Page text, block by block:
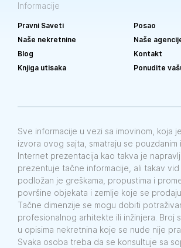
Informacije
Pravni Saveti
Posao
Naše nekretnine
Naše
Blog
Kontakt
Knjiga utisaka
Ponudite
Sve informacije u vezi sa imovinom, koja
izvora ovog sajta, smatraju se pouzdanim
Internet prezentacija kao takva je
prezentuje tačne informacije, ali takav
podložan je greškama, propustima i
površine objekata i zemlje koje se
Tačne dimenzije se mogu dobiti
profesionalnog arhitekte ili inžinjera. Broj
u opisima nekretnina koje se nude nije
Svaka osoba treba da se konsultuje sa